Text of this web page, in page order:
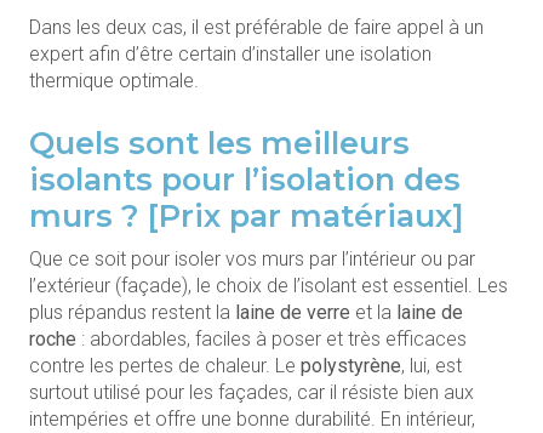
Dans les deux cas, il est préférable de faire appel à un
expert afin d’être certain d’installer une isolation
thermique optimale.
Quels sont les meilleurs
isolants pour l’isolation des
murs ? [Prix par matériaux]
Que ce soit pour isoler vos murs par l’intérieur ou par
l’extérieur (façade), le choix de l’isolant est essentiel. Les
plus répandus restent la laine de verre et la laine de
roche : abordables, faciles à poser et très efficaces
contre les pertes de chaleur. Le polystyrène, lui, est
surtout utilisé pour les façades, car il résiste bien aux
intempéries et offre une bonne durabilité. En intérieur,